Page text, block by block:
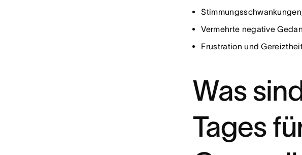
Vermehrte negative
Frustration und
Was
Tages